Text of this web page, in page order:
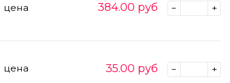
цена 384.00 руб
цена 35.00 руб